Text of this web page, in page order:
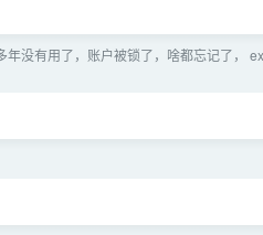
年没有用了，账户被锁了，啥都忘记了，